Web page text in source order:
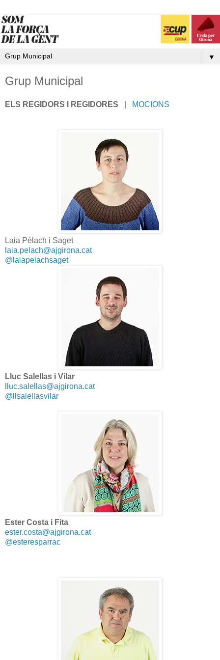
▼
Grup Municipal
ELS REGIDORS I REGIDORES MOCIONS
Laia Pèlach i Saget
laia.pelach@ajgirona.cat
@laiapelachsaget
Lluc Salellas i Vilar
lluc.salellas@ajgirona.cat
@llsalellasvilar
Ester Costa i Fita
ester.costa@ajgirona.cat
@esteresparrac